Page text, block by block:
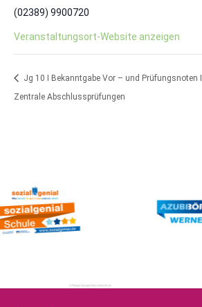
(02389) 9900720
Veranstaltungsort-Website anzeigen
Jg 10 I Bekanntgabe Vor – und Prüfungsnoten I
Zentrale Abschlussprüfungen